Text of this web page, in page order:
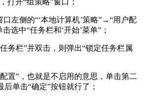
打开“组策略”窗口；
口左侧的“‘本地计算机’策略”→“用户配
选中“任务栏和‘开始’菜单”；
务栏”并双击，则弹出“锁定任务栏属
置”，也就是不启用的意思，单击第二
后单击“确定”按钮就行了；